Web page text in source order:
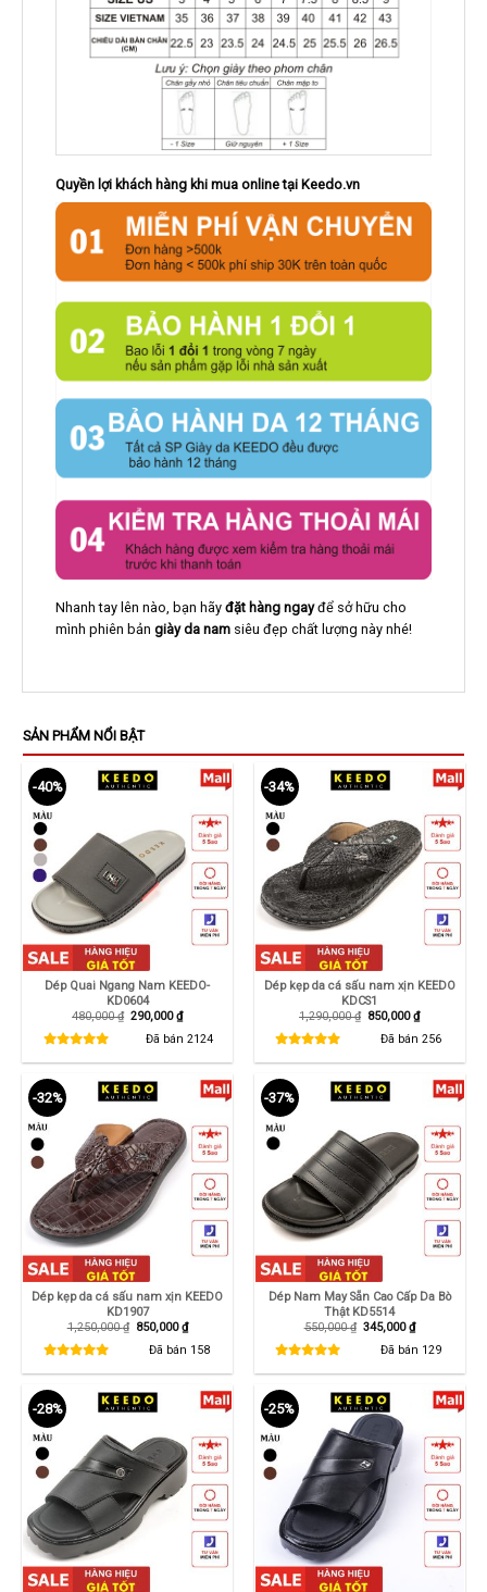
Quyền lợi khách hàng khi mua online tại Keedo.vn
Nhanh tay lên nào, bạn hãy đặt hàng ngayđể sở hữu cho
mình phiên bản giày da nam siêu đẹp chất lượng này nhé!
SẢN PHẨM NỔI BẬT
-40%
Dép Quai Ngang Nam KEEDO-
KD0604
480,000₫ Giá
290,000₫Giá
hiện
tại
Đã bán2124
-34%
Dép kẹp da cá sấu nam xịn KEEDO
KDCS1
1,290,000₫ Giá
850,000₫Giá
hiện
tại
Đã bán256
-32%
Dép kẹp da cá sấu nam xịn KEEDO
KD1907
1,250,000₫ Giá
850,000₫Giá
hiện
tại
Đã bán 158
-37%
Dép Nam May Sẵn Cao Cấp Da Bò
Thật KD5514
550,000₫ Giá
345,000₫Giá
hiện
tại
Đã bán 129
-28% -25%